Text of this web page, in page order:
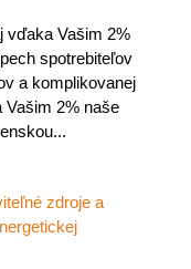
vďaka Vašim 2%
spotrebiteľov
a komplikovanej
2% naše